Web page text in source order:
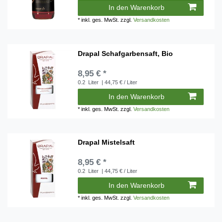
In den Warenkorb
*inkl. ges. MwSt. zzgl.Versandkosten
Drapal Schafgarbensaft, Bio
8,95 € *
0.2 Liter | 44,75 € / Liter
In den Warenkorb
*inkl. ges. MwSt. zzgl.Versandkosten
Drapal Mistelsaft
8,95 € *
0.2 Liter | 44,75 € / Liter
In den Warenkorb
*inkl. ges. MwSt. zzgl.Versandkosten